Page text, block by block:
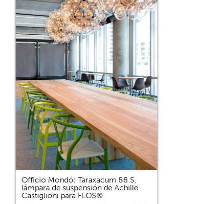
Officio Mondó: Taraxacum 88 S,
lámpara de suspensión de Achille
Castiglioni para FLOS®